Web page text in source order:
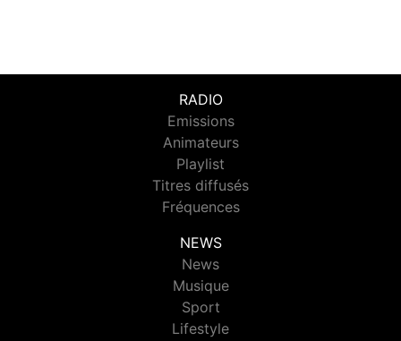
RADIO
Emissions
Animateurs
Playlist
Titres diffusés
Fréquences
NEWS
News
Musique
Sport
Lifestyle